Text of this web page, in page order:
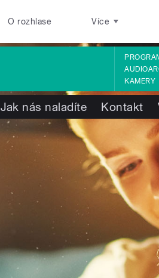
O rozhlase Více
KAMERY
Jak nás naladíte Kontakt